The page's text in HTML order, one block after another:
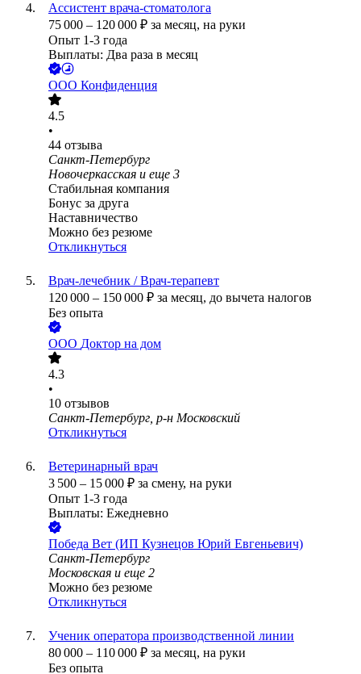
Ассистент врача-стоматолога
75 000 – 120 000 ₽ за месяц, на руки
Опыт 1-3 года
Выплаты: Два раза в месяц
ООО Конфиденция
4.5
•
44 отзыва
Санкт-Петербург
Новочеркасская и еще 3
Стабильная компания
Бонус за друга
Наставничество
Можно без резюме
Откликнуться
Врач-лечебник / Врач-терапевт
120 000 – 150 000 ₽ за месяц, до вычета налогов
Без опыта
ООО Доктор на дом
4.3
•
10 отзывов
Санкт-Петербург, р-н Московский
Откликнуться
Ветеринарный врач
3 500 – 15 000 ₽ за смену, на руки
Опыт 1-3 года
Выплаты: Ежедневно
Победа Вет (ИП Кузнецов Юрий Евгеньевич)
Санкт-Петербург
Московская и еще 2
Можно без резюме
Откликнуться
Ученик оператора производственной линии
80 000 – 110 000 ₽ за месяц, на руки
Без опыта